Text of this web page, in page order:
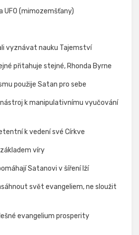
UFO (mimozemšťany)
vyznávat nauku Tajemství
přitahuje stejné, Rhonda Byrne
použije Satan pro sebe
k manipulativnímu vyučování
k vedení své Církve
víry
Satanovi v šíření lží
svět evangeliem, ne sloužit
evangelium prosperity